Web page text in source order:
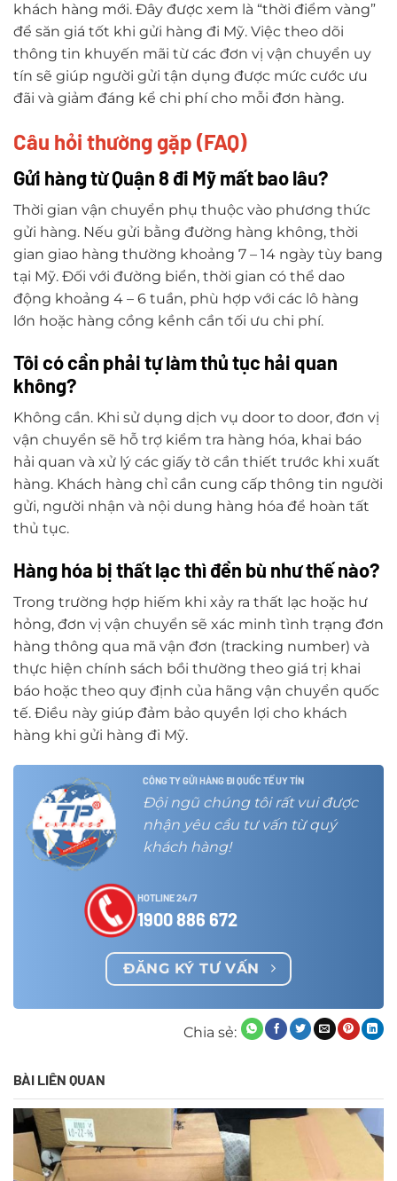
khách hàng mới. Đây được xem là “thời điểm vàng”
để săn giá tốt khi gửi hàng đi Mỹ. Việc theo dõi
thông tin khuyến mãi từ các đơn vị vận chuyển uy
tín sẽ giúp người gửi tận dụng được mức cước ưu
đãi và giảm đáng kể chi phí cho mỗi đơn hàng.
Câu hỏi thường gặp (FAQ)
Gửi hàng từ Quận 8 đi Mỹ mất bao lâu?
Thời gian vận chuyển phụ thuộc vào phương thức
gửi hàng. Nếu gửi bằng đường hàng không, thời
gian giao hàng thường khoảng 7 – 14 ngày tùy bang
tại Mỹ. Đối với đường biển, thời gian có thể dao
động khoảng 4 – 6 tuần, phù hợp với các lô hàng
lớn hoặc hàng cồng kềnh cần tối ưu chi phí.
Tôi có cần phải tự làm thủ tục hải quan
không?
Không cần. Khi sử dụng dịch vụ door to door, đơn vị
vận chuyển sẽ hỗ trợ kiểm tra hàng hóa, khai báo
hải quan và xử lý các giấy tờ cần thiết trước khi xuất
hàng. Khách hàng chỉ cần cung cấp thông tin người
gửi, người nhận và nội dung hàng hóa để hoàn tất
thủ tục.
Hàng hóa bị thất lạc thì đền bù như thế nào?
Trong trường hợp hiếm khi xảy ra thất lạc hoặc hư
hỏng, đơn vị vận chuyển sẽ xác minh tình trạng đơn
hàng thông qua mã vận đơn (tracking number) và
thực hiện chính sách bồi thường theo giá trị khai
báo hoặc theo quy định của hãng vận chuyển quốc
tế. Điều này giúp đảm bảo quyền lợi cho khách
hàng khi gửi hàng đi Mỹ.
CÔNG TY GỬI HÀNG ĐI QUỐC TẾ UY TÍN
Đội ngũ chúng tôi rất vui được
nhận yêu cầu tư vấn từ quý
khách hàng!
HOTLINE 24/7
1900 886 672
ĐĂNG KÝ TƯ VẤN
Chia sẻ:
BÀI LIÊN QUAN